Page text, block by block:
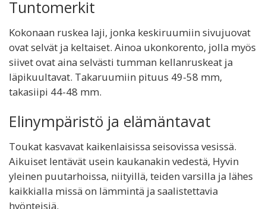
Tuntomerkit
Kokonaan ruskea laji, jonka keskiruumiin sivujuovat
ovat selvät ja keltaiset. Ainoa ukonkorento, jolla myös
siivet ovat aina selvästi tumman kellanruskeat ja
läpikuultavat. Takaruumiin pituus 49-58 mm,
takasiipi 44-48 mm.
Elinympäristö ja elämäntavat
Toukat kasvavat kaikenlaisissa seisovissa vesissä.
Aikuiset lentävät usein kaukanakin vedestä, Hyvin
yleinen puutarhoissa, niityillä, teiden varsilla ja lähes
kaikkialla missä on lämmintä ja saalistettavia
hyönteisiä.